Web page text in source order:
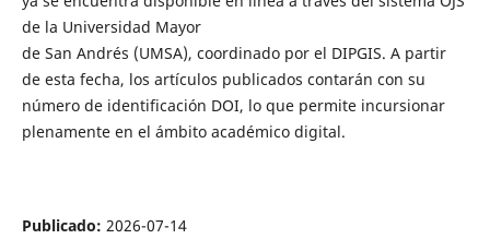
de la Universidad Mayor
de San Andrés (UMSA), coordinado por el DIPGIS. A partir
de esta fecha, los artículos publicados contarán con su
número de identificación DOI, lo que permite incursionar
plenamente en el ámbito académico digital.
Publicado: 2026-07-14